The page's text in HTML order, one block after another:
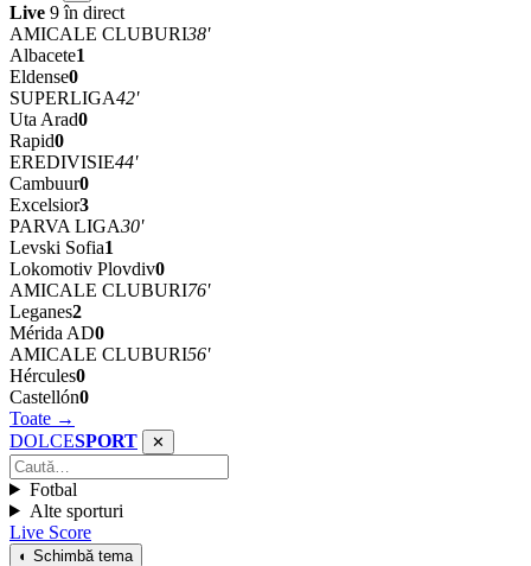
Live 9 în direct
AMICALE CLUBURI38'
Albacete1
Eldense0
SUPERLIGA42'
Uta Arad0
Rapid0
EREDIVISIE44'
Cambuur0
Excelsior3
PARVA LIGA30'
Levski Sofia1
Lokomotiv Plovdiv0
AMICALE CLUBURI76'
Leganes2
Mérida AD0
AMICALE CLUBURI56'
Hércules0
Castellón0
Toate →
DOLCESPORT ✕
Fotbal
Alte sporturi
Live Score
◐ Schimbă tema